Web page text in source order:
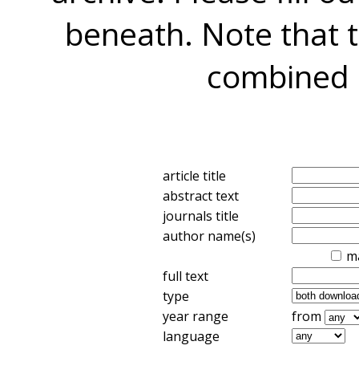
beneath. Note that
combined
article title
abstract text
journals title
author name(s)
full text
type
year range
from
language